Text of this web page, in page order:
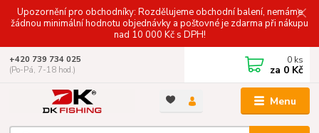
Upozornění pro obchodníky: Rozdělujeme obchodní balení, nemáme
žádnou minimální hodnotu objednávky a poštovné je zdarma při nákupu
nad 10 000 Kč s DPH!
Menu
+420 739 734 025
(Po-Pá, 7-18 hod.)
0 ks
za 0 Kč